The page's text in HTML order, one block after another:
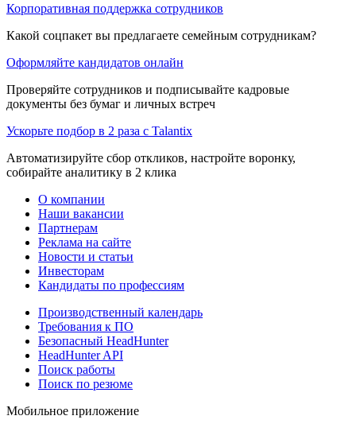
Корпоративная поддержка сотрудников
Какой соцпакет вы предлагаете семейным сотрудникам?
Оформляйте кандидатов онлайн
Проверяйте сотрудников и подписывайте кадровые
документы без бумаг и личных встреч
Ускорьте подбор в 2 раза с Talantix
Автоматизируйте сбор откликов, настройте воронку,
собирайте аналитику в 2 клика
О компании
Наши вакансии
Партнерам
Реклама на сайте
Новости и статьи
Инвесторам
Кандидаты по профессиям
Производственный календарь
Требования к ПО
Безопасный HeadHunter
HeadHunter API
Поиск работы
Поиск по резюме
Мобильное приложение